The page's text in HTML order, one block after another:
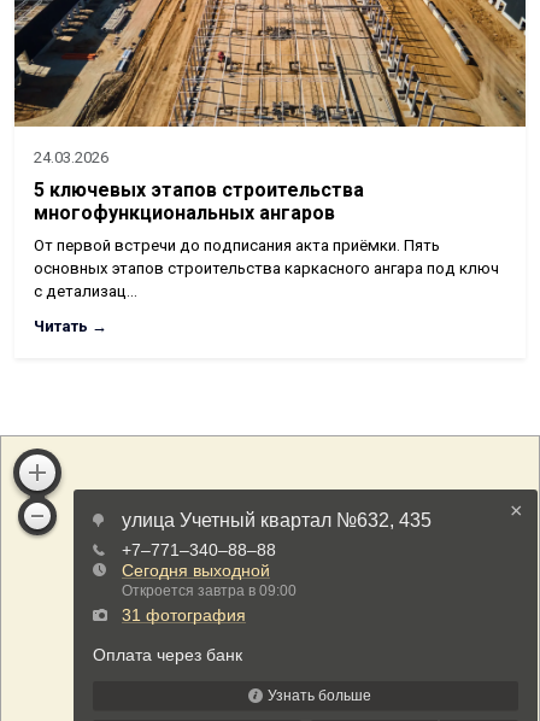
24.03.2026
5 ключевых этапов строительства
многофункциональных ангаров
От первой встречи до подписания акта приёмки. Пять
основных этапов строительства каркасного ангара под ключ
с детализац…
Читать →